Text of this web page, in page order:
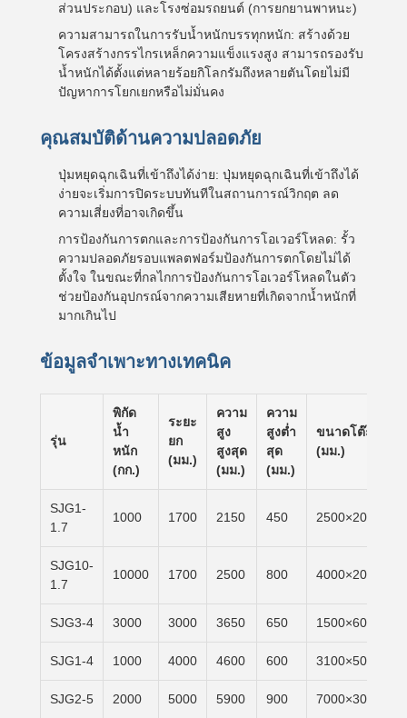
ส่วนประกอบ) และโรงซ่อมรถยนต์ (การยกยานพาหนะ)
ความสามารถในการรับน้ำหนักบรรทุกหนัก: สร้างด้วย
โครงสร้างกรรไกรเหล็กความแข็งแรงสูง สามารถรองรับ
น้ำหนักได้ตั้งแต่หลายร้อยกิโลกรัมถึงหลายตันโดยไม่มี
ปัญหาการโยกเยกหรือไม่มั่นคง
คุณสมบัติด้านความปลอดภัย
ปุ่มหยุดฉุกเฉินที่เข้าถึงได้ง่าย: ปุ่มหยุดฉุกเฉินที่เข้าถึงได้
ง่ายจะเริ่มการปิดระบบทันทีในสถานการณ์วิกฤต ลด
ความเสี่ยงที่อาจเกิดขึ้น
การป้องกันการตกและการป้องกันการโอเวอร์โหลด: รั้ว
ความปลอดภัยรอบแพลตฟอร์มป้องกันการตกโดยไม่ได้
ตั้งใจ ในขณะที่กลไกการป้องกันการโอเวอร์โหลดในตัว
ช่วยป้องกันอุปกรณ์จากความเสียหายที่เกิดจากน้ำหนักที่
มากเกินไป
ข้อมูลจำเพาะทางเทคนิค
รุ่น
พิกัด
น้ำ
หนัก
(กก.)
ระยะ
ยก
(มม.)
ความ
สูง
สูงสุด
(มม.)
ความ
สูงต่ำ
สุด
(มม.)
ขนาดโต๊ะ
(มม.)
SJG1-
1.7
1000 1700 2150 450 2500×2000
SJG10-
1.7
10000 1700 2500 800 4000×2000
SJG3-4 3000 3000 3650 650 1500×6000
SJG1-4 1000 4000 4600 600 3100×5000
SJG2-5 2000 5000 5900 900 7000×3000